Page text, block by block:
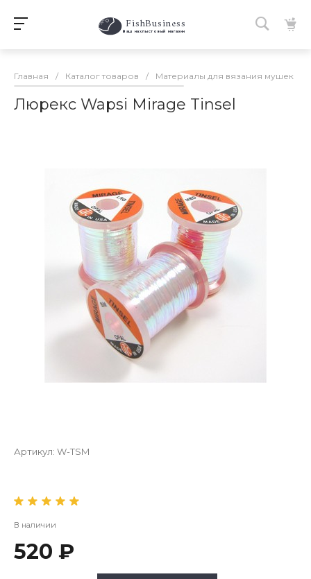
FishBusiness
Ваш нахлыстовый магазин
Главная / Каталог товаров / Материалы для вязания мушек
Люрекс Wapsi Mirage Tinsel
Артикул: W-TSM
В наличии
520 ₽